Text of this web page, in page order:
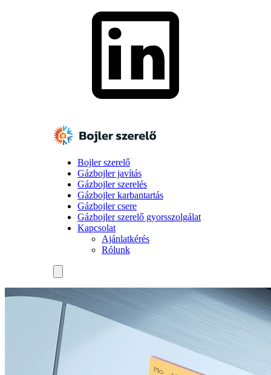
Bojler szerelő
Gázbojler javítás
Gázbojler szerelés
Gázbojler karbantartás
Gázbojler csere
Gázbojler szerelő gyorsszolgálat
Kapcsolat
Ajánlatkérés
Rólunk